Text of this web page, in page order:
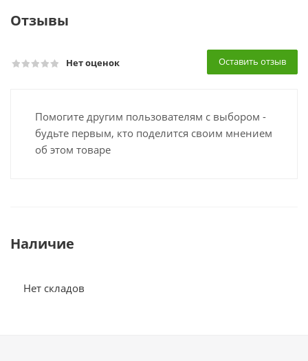
Отзывы
Нет оценок Оставить отзыв
Помогите другим пользователям с выбором -
будьте первым, кто поделится своим мнением
об этом товаре
Наличие
Нет складов